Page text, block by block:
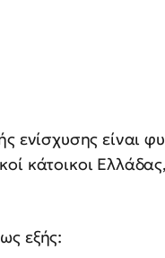
ενίσχυσης είναι
κάτοικοι
εξής: